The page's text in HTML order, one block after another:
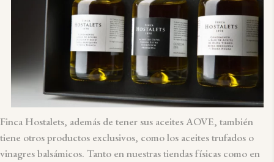
Finca Hostalets, además de tener sus aceites AOVE, también
tiene otros productos exclusivos, como los aceites trufados o
vinagres balsámicos. Tanto en nuestras tiendas físicas como en